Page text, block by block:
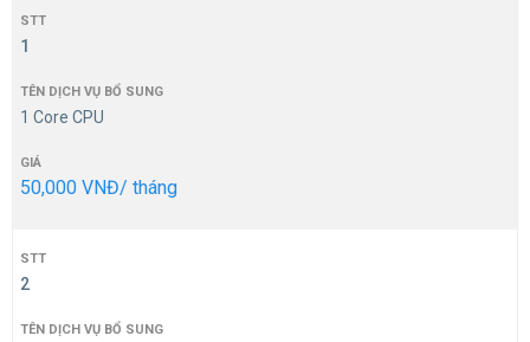
1
1 Core CPU
50,000 VNĐ/ tháng
2